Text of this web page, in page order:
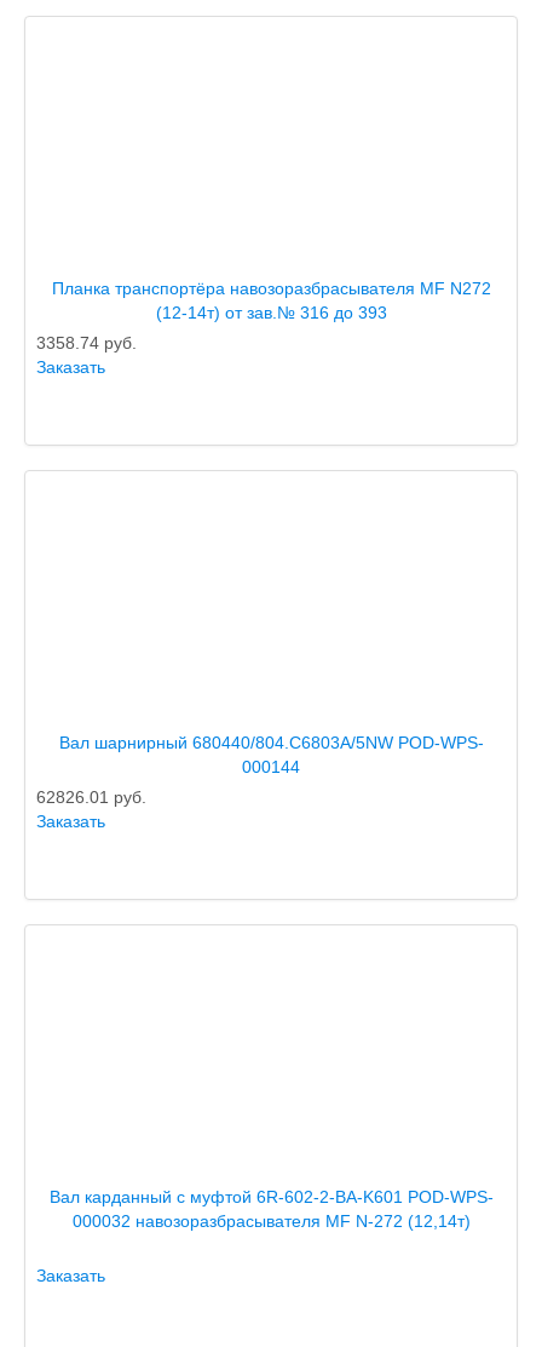
Планка транспортёра навозоразбрасывателя MF N272
(12-14т) от зав.№ 316 до 393
3358.74 руб.
Заказать
Вал шарнирный 680440/804.C6803A/5NW POD-WPS-
000144
62826.01 руб.
Заказать
Вал карданный с муфтой 6R-602-2-BA-K601 POD-WPS-
000032 навозоразбрасывателя MF N-272 (12,14т)
Заказать